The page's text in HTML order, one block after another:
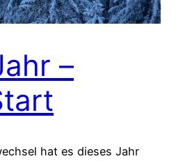
–
hat es dieses Jahr